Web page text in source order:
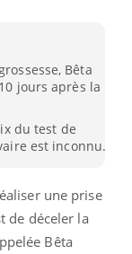
Bêta
jours après la
du test de
est inconnu.
une prise
de déceler la
Bêta